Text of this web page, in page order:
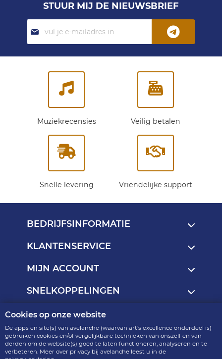
Cookies op onze website
De apps en site(s) van avelanche (waarvan art's excellence onderdeel is)
gebruiken cookies en/of vergelijkbare technieken van onszelf en van
derden om de website(s) goed te laten functioneren, analyseren en te
verbeteren. Meer over privacy bij avelanche leest u in de
STUUR MIJ DE NIEUWSBRIEF
Abonneer
je
op
Muziekrecensies Veilig betalen
Snelle levering Vriendelijke support
BEDRIJFSINFORMATIE
KLANTENSERVICE
MIJN ACCOUNT
SNELKOPPELINGEN
art's excellence - onderdeel van avelanche
R2.4.6-p9-15.19